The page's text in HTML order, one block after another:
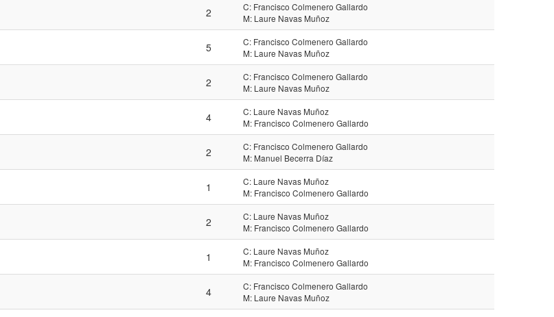
2
C: Francisco Colmenero Gallardo
M: Laure Navas Muñoz
5
C: Francisco Colmenero Gallardo
M: Laure Navas Muñoz
2
C: Francisco Colmenero Gallardo
M: Laure Navas Muñoz
4
C: Laure Navas Muñoz
M: Francisco Colmenero Gallardo
2
C: Francisco Colmenero Gallardo
M: Manuel Becerra Díaz
1
C: Laure Navas Muñoz
M: Francisco Colmenero Gallardo
2
C: Laure Navas Muñoz
M: Francisco Colmenero Gallardo
1
C: Laure Navas Muñoz
M: Francisco Colmenero Gallardo
4
C: Francisco Colmenero Gallardo
M: Laure Navas Muñoz